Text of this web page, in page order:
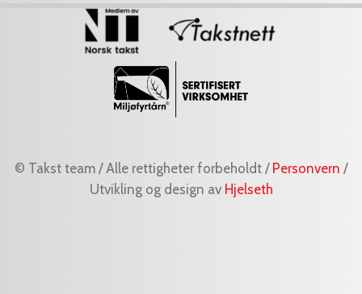
© Takst team / Alle rettigheter forbeholdt / Personvern /
Utvikling og design av Hjelseth